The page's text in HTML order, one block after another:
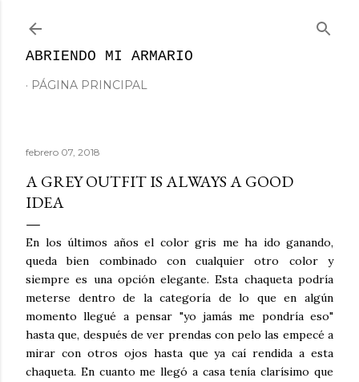
ABRIENDO MI ARMARIO
PÁGINA PRINCIPAL
febrero 07, 2018
A GREY OUTFIT IS ALWAYS A GOOD
IDEA
En los últimos años el color gris me ha ido ganando,
queda bien combinado con cualquier otro color y
siempre es una opción elegante. Esta chaqueta podría
meterse dentro de la categoría de lo que en algún
momento llegué a pensar "yo jamás me pondría eso"
hasta que, después de ver prendas con pelo las empecé a
mirar con otros ojos hasta que ya caí rendida a esta
chaqueta. En cuanto me llegó a casa tenía clarísimo que